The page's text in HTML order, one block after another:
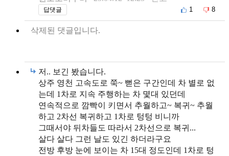
답댓글 1 8
삭제된 댓글입니다.
저.. 보긴 봤습니다.
상주 영천 고속도로 쭉~ 뻗은 구간인데 차 별로 없
는데 1차로 지속 주행하는 차 몇대 있던데
연속적으로 깜빡이 키면서 추월하고~ 복귀~ 추월
하고 2차선 복귀하고 1차로 텅텅 비니까
그때서야 뒤차들도 따라서 2차선으로 복귀...
살다 살다 그런 날도 있긴 하더라구요
전방 후방 눈에 보이는 차 15대 정도인데 1차로 텅